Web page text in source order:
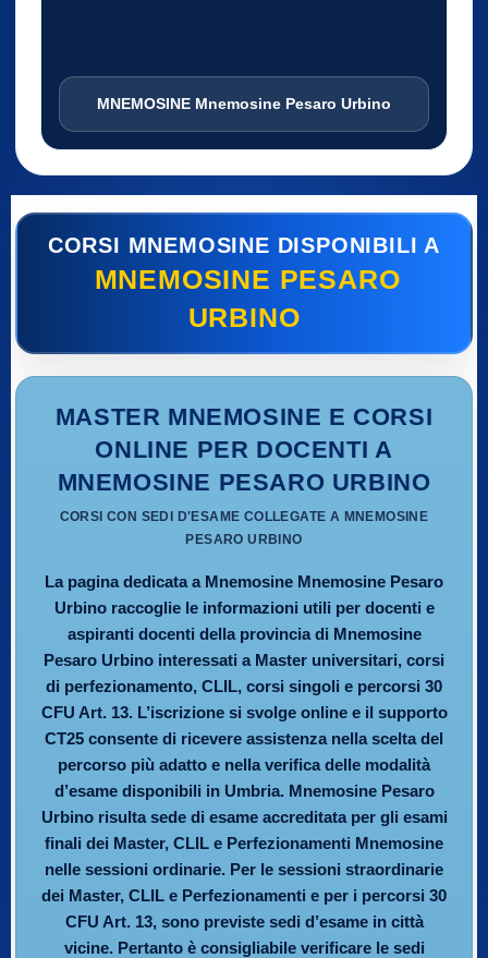
MNEMOSINE Mnemosine Pesaro Urbino
CORSI MNEMOSINE DISPONIBILI A
MNEMOSINE PESARO
URBINO
MASTER MNEMOSINE E CORSI
ONLINE PER DOCENTI A
MNEMOSINE PESARO URBINO
CORSI CON SEDI D'ESAME COLLEGATE A MNEMOSINE
PESARO URBINO
La pagina dedicata a Mnemosine Mnemosine Pesaro
Urbino raccoglie le informazioni utili per docenti e
aspiranti docenti della provincia di Mnemosine
Pesaro Urbino interessati a Master universitari, corsi
di perfezionamento, CLIL, corsi singoli e percorsi 30
CFU Art. 13. L’iscrizione si svolge online e il supporto
CT25 consente di ricevere assistenza nella scelta del
percorso più adatto e nella verifica delle modalità
d’esame disponibili in Umbria. Mnemosine Pesaro
Urbino risulta sede di esame accreditata per gli esami
finali dei Master, CLIL e Perfezionamenti Mnemosine
nelle sessioni ordinarie. Per le sessioni straordinarie
dei Master, CLIL e Perfezionamenti e per i percorsi 30
CFU Art. 13, sono previste sedi d’esame in città
vicine. Pertanto è consigliabile verificare le sedi